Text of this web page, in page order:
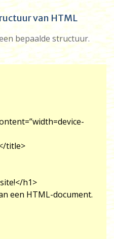
van HTML
bepaalde structuur.
title>
h1>
een HTML-document.